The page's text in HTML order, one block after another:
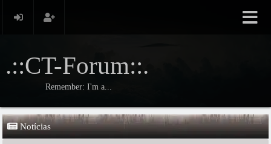
.::CT-Forum::.
Remember: I'm a...
Notícias